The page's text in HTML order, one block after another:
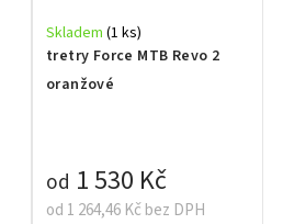
tretry Force MTB Revo 2
oranžové
Skladem (1 ks)
od 1 264,46 Kč bez DPH
od 1 530 Kč